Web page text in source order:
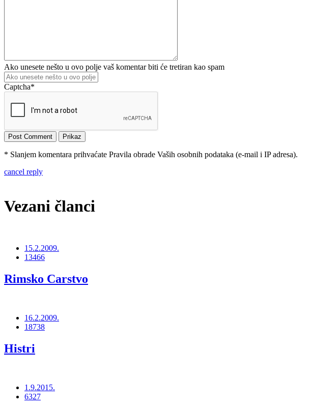
Ako unesete nešto u ovo polje vaš komentar biti će tretiran kao spam
Captcha*
* Slanjem komentara prihvaćate Pravila obrade Vaših osobnih podataka (e-mail i IP adresa).
cancel reply
Vezani članci
15.2.2009.
13466
Rimsko Carstvo
16.2.2009.
18738
Histri
1.9.2015.
6327